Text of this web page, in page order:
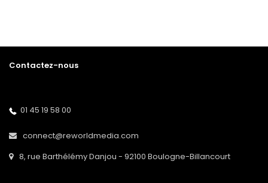
Contactez-nous
01 45 19 58 00
connect@reworldmedia.com
8, rue Barthélémy Danjou - 92100 Boulogne-Billancourt